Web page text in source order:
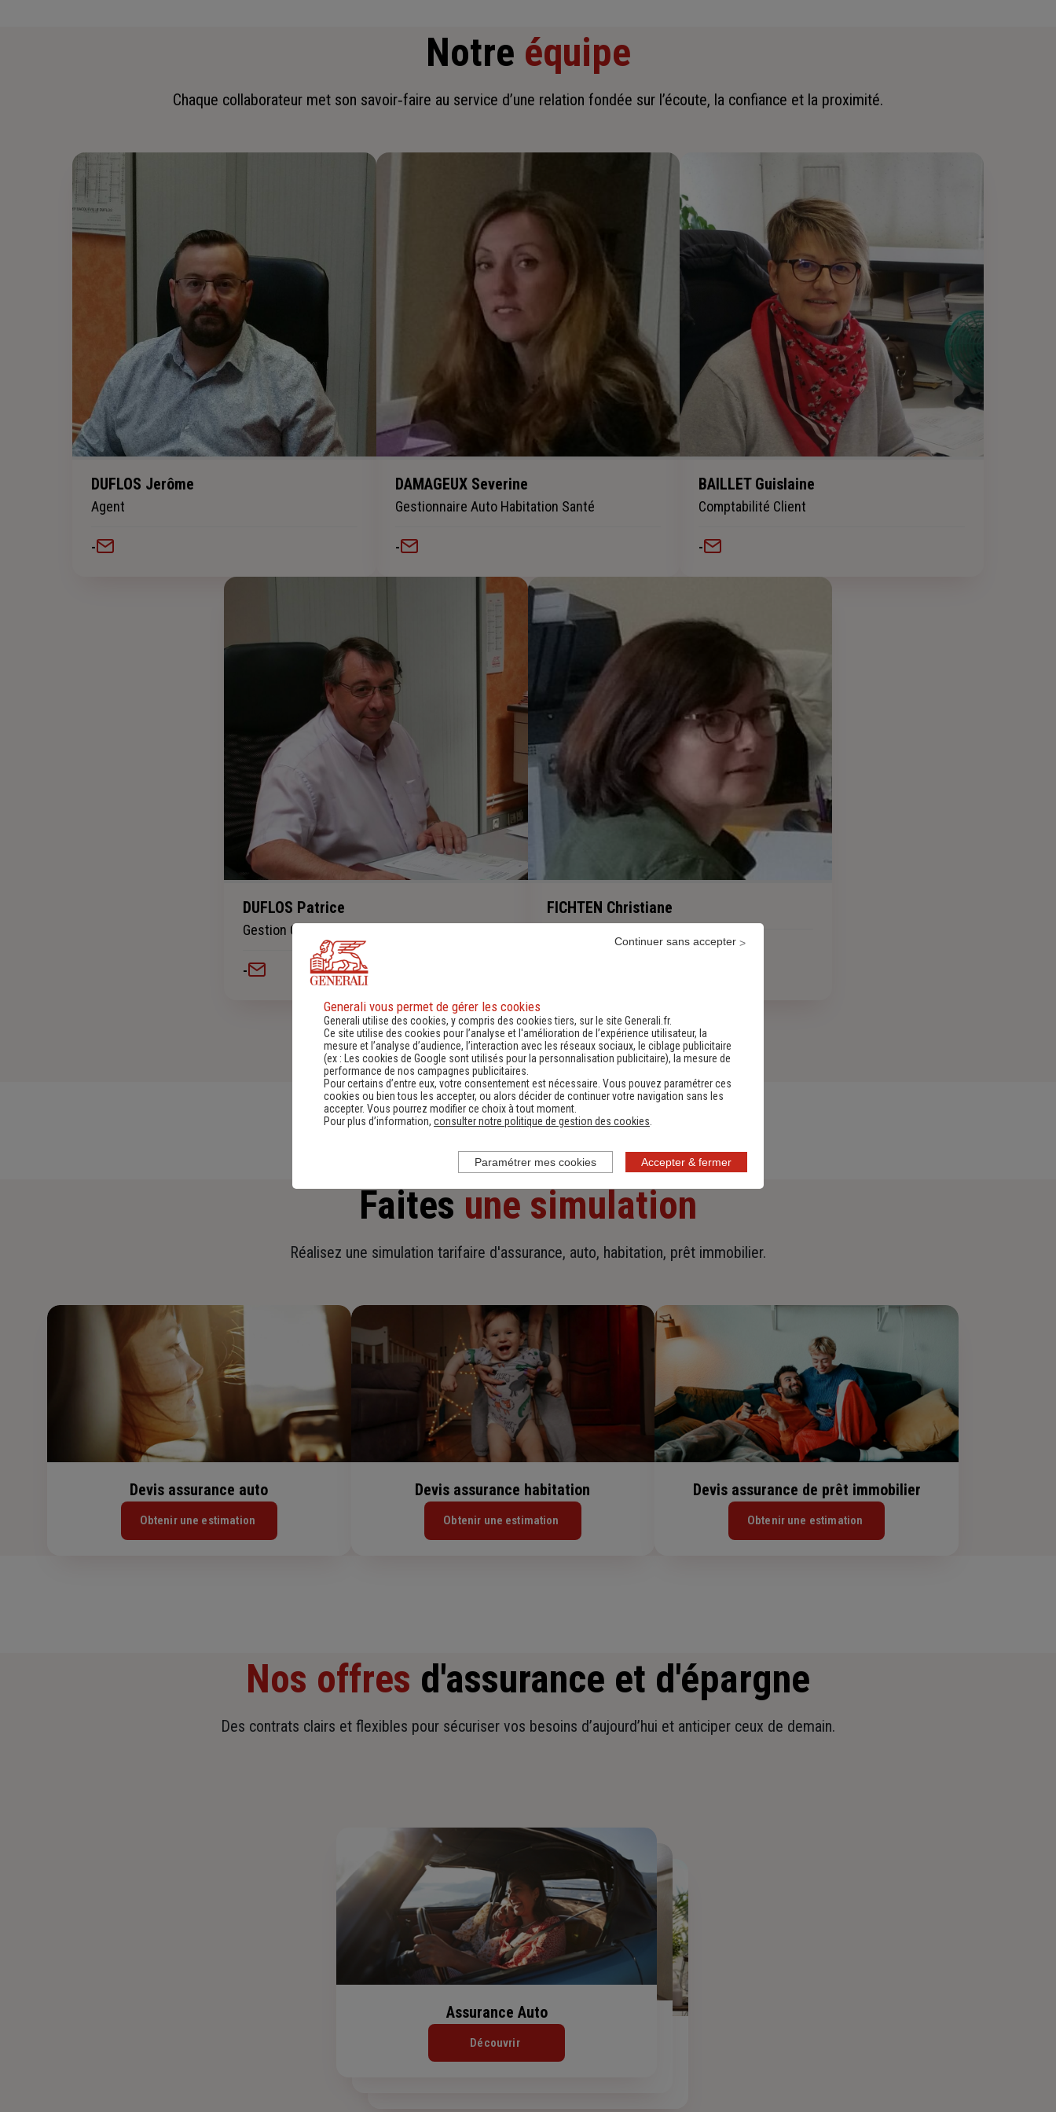
Notre équipe
Chaque collaborateur met son savoir‑faire au service d’une relation fondée sur l’écoute, la confiance et la proximité.
DUFLOS Jerôme
Agent
-
DAMAGEUX Severine
Gestionnaire Auto Habitation Santé
-
BAILLET Guislaine
Comptabilité Client
-
DUFLOS Patrice
Gestion Contrat Automobile et Habitation
-
FICHTEN Christiane
En savoir plus sur l'agence
Faites une simulation
Réalisez une simulation tarifaire d'assurance, auto, habitation, prêt immobilier.
Devis assurance auto
Obtenir une estimation
Devis assurance habitation
Obtenir une estimation
Devis assurance de prêt immobilier
Obtenir une estimation
Nos offres d'assurance et d'épargne
Des contrats clairs et flexibles pour sécuriser vos besoins d’aujourd’hui et anticiper ceux de demain.
Assurance de prêt immobilier
Assurance Habitation
Assurance Auto
Découvrir
Generali vous permet de gérer les cookies
Generali utilise des cookies, y compris des cookies tiers, sur le site Generali.fr.
Ce site utilise des cookies pour l’analyse et l'amélioration de l’expérience utilisateur, la
mesure et l’analyse d’audience, l’interaction avec les réseaux sociaux, le ciblage publicitaire
(ex :
Les cookies de Google sont utilisés pour la personnalisation publicitaire), la mesure de
performance de nos campagnes publicitaires.
Pour certains d’entre eux, votre consentement est nécessaire. Vous pouvez paramétrer ces
cookies ou bien tous les accepter, ou alors décider de continuer votre navigation sans les
accepter. Vous pourrez modifier ce choix à tout moment.
Pour plus d’information, consulter notre politique de gestion des cookies
Accepter & fermer
Continuer sans accepter
Paramétrer mes cookies